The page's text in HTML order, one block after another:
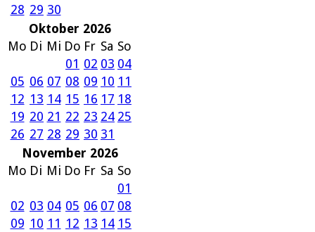
28 29 30
Oktober 2026
Mo Di Mi Do Fr Sa So
01 02 03 04
05 06 07 08 09 10 11
12 13 14 15 16 17 18
19 20 21 22 23 24 25
26 27 28 29 30 31
November 2026
Mo Di Mi Do Fr Sa So
01
02 03 04 05 06 07 08
09 10 11 12 13 14 15